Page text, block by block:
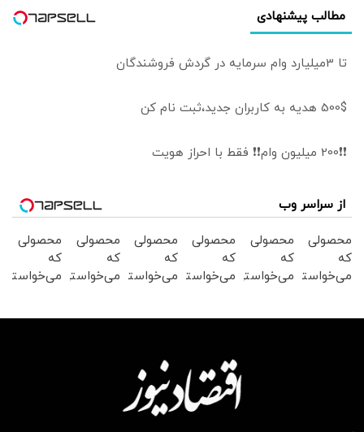
مطالب پیشنهادی
تا 3میلیارد وام سرمایه در گردش فروشندگان
500$ هدیه به کاربران جدید،ثبت نام کن
❗❗200 میلیون وام❗❗ فقط با احراز هویت
از سراسر وب
محصولی
که
می‌خواستی
محصولی
که
می‌خواستی
محصولی
که
می‌خواستی
بخر !
محصولی
که
می‌خواستی
بخر !
محصولی
که
می‌خواستی
محصولی
که
می‌خواستی